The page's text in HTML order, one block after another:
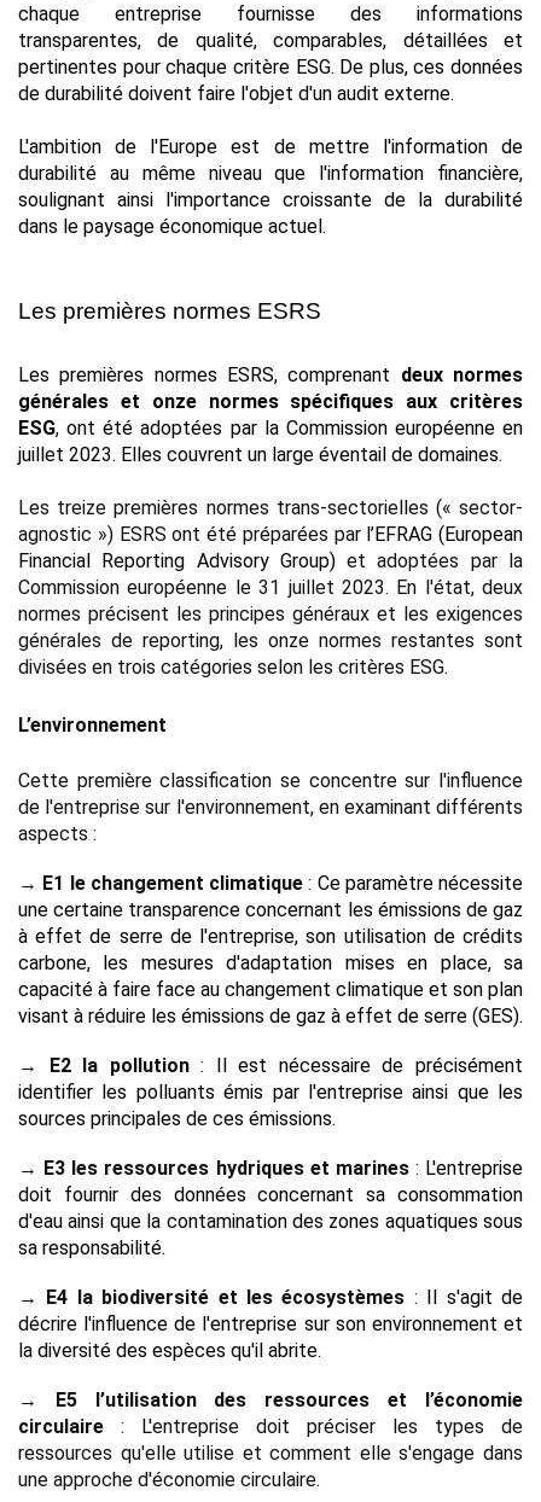
chaque entreprise fournisse des informations
transparentes, de qualité, comparables, détaillées et
pertinentes pour chaque critère ESG. De plus, ces données
de durabilité doivent faire l'objet d'un audit externe.
L'ambition de l'Europe est de mettre l'information de
durabilité au même niveau que l'information financière,
soulignant ainsi l'importance croissante de la durabilité
dans le paysage économique actuel.
Les premières normes ESRS
Les premières normes ESRS, comprenant deux normes
générales et onze normes spécifiques aux critères
ESG, ont été adoptées par la Commission européenne en
juillet 2023. Elles couvrent un large éventail de domaines.
Les treize premières normes trans-sectorielles (« sector-
agnostic ») ESRS ont été préparées par l’EFRAG (European
Financial Reporting Advisory Group) et adoptées par la
Commission européenne le 31 juillet 2023. En l'état, deux
normes précisent les principes généraux et les exigences
générales de reporting, les onze normes restantes sont
divisées en trois catégories selon les critères ESG.
L’environnement
Cette première classification se concentre sur l'influence
de l'entreprise sur l'environnement, en examinant différents
aspects :
→ E1 le changement climatique : Ce paramètre nécessite
une certaine transparence concernant les émissions de gaz
à effet de serre de l'entreprise, son utilisation de crédits
carbone, les mesures d'adaptation mises en place, sa
capacité à faire face au changement climatique et son plan
visant à réduire les émissions de gaz à effet de serre (GES).
→ E2 la pollution : Il est nécessaire de précisément
identifier les polluants émis par l'entreprise ainsi que les
sources principales de ces émissions.
→ E3 les ressources hydriques et marines : L'entreprise
doit fournir des données concernant sa consommation
d'eau ainsi que la contamination des zones aquatiques sous
sa responsabilité.
→ E4 la biodiversité et les écosystèmes : Il s'agit de
décrire l'influence de l'entreprise sur son environnement et
la diversité des espèces qu'il abrite.
→ E5 l’utilisation des ressources et l’économie
circulaire : L'entreprise doit préciser les types de
ressources qu'elle utilise et comment elle s'engage dans
une approche d'économie circulaire.